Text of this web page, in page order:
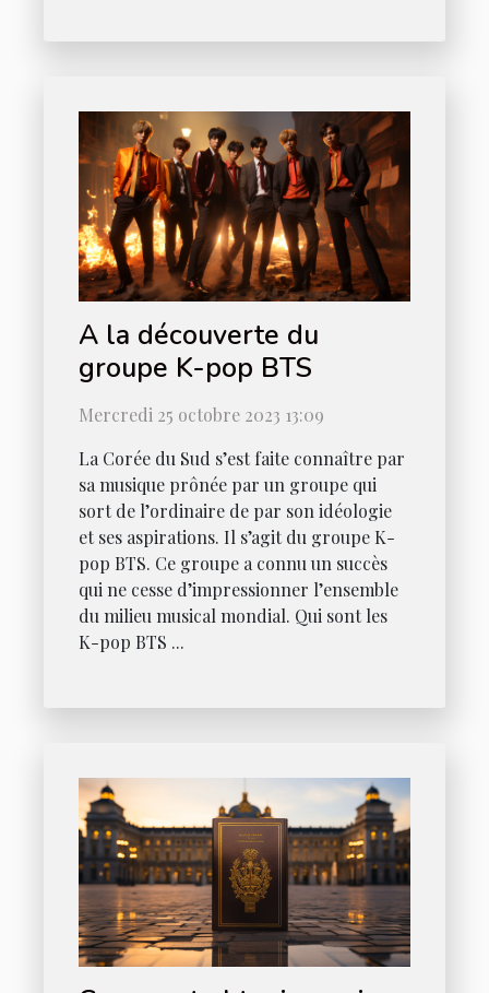
A la découverte du
groupe K-pop BTS
Mercredi 25 octobre 2023 13:09
La Corée du Sud s’est faite connaître par
sa musique prônée par un groupe qui
sort de l’ordinaire de par son idéologie
et ses aspirations. Il s’agit du groupe K-
pop BTS. Ce groupe a connu un succès
qui ne cesse d’impressionner l’ensemble
du milieu musical mondial. Qui sont les
K-pop BTS ...